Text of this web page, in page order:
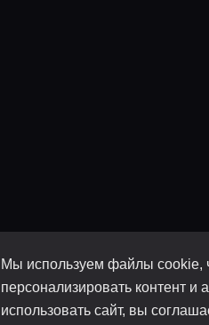
Мы используем файлы cookie,
персонализировать контент
использовать сайт, вы